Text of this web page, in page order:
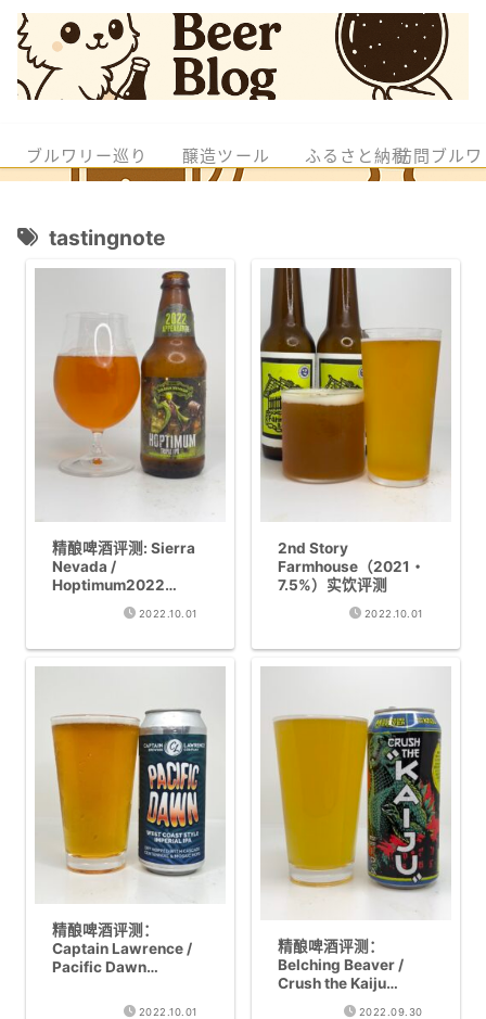
ブルワリー巡り 醸造ツール ふるさと納税訪問ブル
tastingnote
精酿啤酒评测: Sierra
Nevada /
Hoptimum2022
(Imperial West Coast
2022.10.01
2nd Story
Farmhouse（2021・
7.5%）实饮评测
2022.10.01
精酿啤酒评测：
Captain Lawrence /
Pacific Dawn
2022.10.01
精酿啤酒评测：
Belching Beaver /
Crush the Kaiju
(WCIPA 6.9%)
2022.09.30